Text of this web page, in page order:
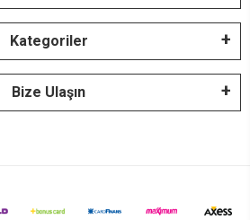
Kategoriler
Bize Ulaşın